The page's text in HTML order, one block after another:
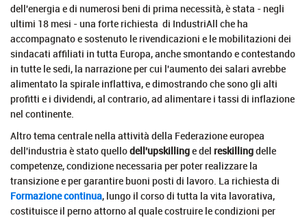
dell'energia e di numerosi beni di prima necessità, è stata - negli
ultimi 18 mesi - una forte richiesta di IndustriAll che ha
accompagnato e sostenuto le rivendicazioni e le mobilitazioni dei
sindacati affiliati in tutta Europa, anche smontando e contestando
in tutte le sedi, la narrazione per cui l'aumento dei salari avrebbe
alimentato la spirale inflattiva, e dimostrando che sono gli alti
profitti e i dividendi, al contrario, ad alimentare i tassi di inflazione
nel continente.
Altro tema centrale nella attività della Federazione europea
dell'industria è stato quellodell'upskillinge del reskillingdelle
competenze, condizione necessaria per poter realizzare la
transizione e per garantire buoni posti di lavoro. La richiesta di
Formazione continua, lungo il corso di tutta la vita lavorativa,
costituisce il perno attorno al quale costruire le condizioni per